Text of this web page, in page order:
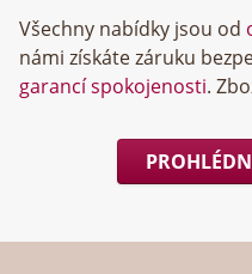
Všechny nabídky jsou od
námi získáte záruku
garancí spokojenosti.